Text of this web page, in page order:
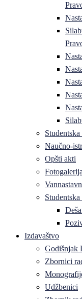
Studentska
Naučno-
Opšti akti
Fotogalerija
Studentska
Izdavaštvo
Godišnjak
Zbornici
Udžbenici